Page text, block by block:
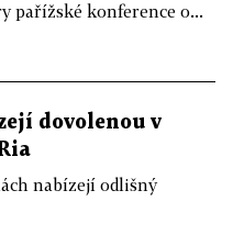
pařížské konference o...
dovolenou v
nabízejí odlišný